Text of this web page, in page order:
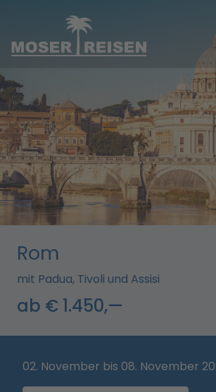
Rom
mit Padua, Tivoli und Assisi
ab € 1.450,—
02. November bis 08. November